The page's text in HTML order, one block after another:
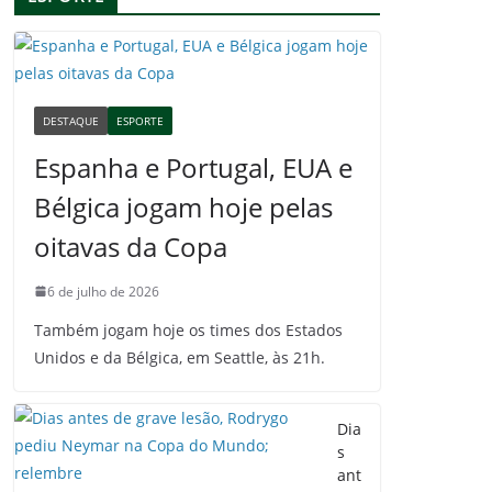
DESTAQUE ESPORTE
Espanha e Portugal, EUA e
Bélgica jogam hoje pelas
oitavas da Copa
6 de julho de 2026
Também jogam hoje os times dos Estados
Unidos e da Bélgica, em Seattle, às 21h.
Dia
s
ant